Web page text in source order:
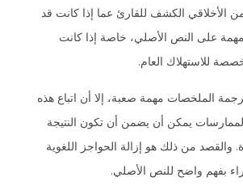
الأخلاقي الكشف للقارئ عما إذا كانت قد
على النص الأصلي، خاصة إذا كانت
للاستهلاك العام.
الملخصات مهمة صعبة، إلا أن اتباع هذه
يمكن أن يضمن أن تكون النتيجة
والقصد من ذلك هو إزالة الحواجز اللغوية
بفهم واضح للنص الأصلي.